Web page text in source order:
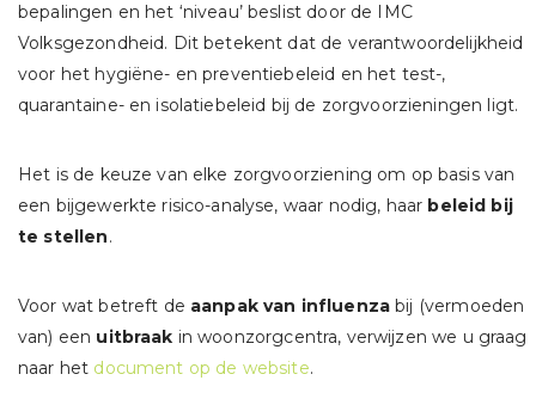
bepalingen en het ‘niveau’ beslist door de IMC
Volksgezondheid. Dit betekent dat de verantwoordelijkheid
voor het hygiëne- en preventiebeleid en het test-,
quarantaine- en isolatiebeleid bij de zorgvoorzieningen ligt.
Het is de keuze van elke zorgvoorziening om op basis van
een bijgewerkte risico-analyse, waar nodig, haar beleid bij
te stellen.
Voor wat betreft de aanpak van influenzabij (vermoeden
van) een uitbraak in woonzorgcentra, verwijzen we u graag
naar het document op de website.